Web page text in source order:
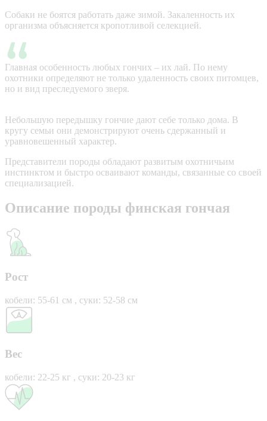
Собаки не боятся работать даже зимой. Закаленность их
организма объясняется кропотливой селекцией.
Главная особенность любых гончих – их лай. По нему
охотники определяют не только удаленность своих питомцев,
но и вид преследуемого зверя.
Небольшую передышку гончие дают себе только дома. В
кругу семьи они демонстрируют очень сдержанный и
уравновешенный характер.
Представители породы обладают развитым охотничьим
инстинктом и быстро осваивают команды, связанные со своей
специализацией.
Описание породы финская гончая
Рост
кобели: 55-61 см , суки: 52-58 см
Вес
кобели: 22-25 кг , суки: 20-23 кг